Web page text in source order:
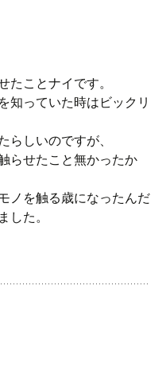
たことナイです。
知っていた時はビックリ
らしいのですが、
らせたこと無かったか
ノを触る歳になったんだ
した。